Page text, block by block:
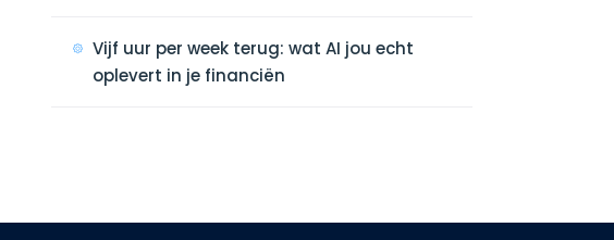
Vijf uur per week terug: wat AI jou echt
oplevert in je financiën